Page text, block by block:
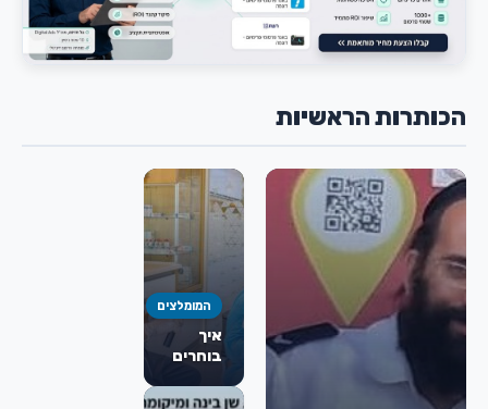
הכותרות הראשיות
המומלצים
איך
בוחרים
פה